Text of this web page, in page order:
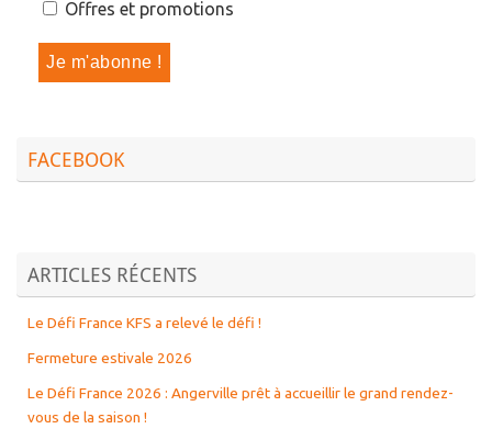
Offres et promotions
FACEBOOK
ARTICLES RÉCENTS
Le Défi France KFS a relevé le défi !
Fermeture estivale 2026
Le Défi France 2026 : Angerville prêt à accueillir le grand rendez-
vous de la saison !